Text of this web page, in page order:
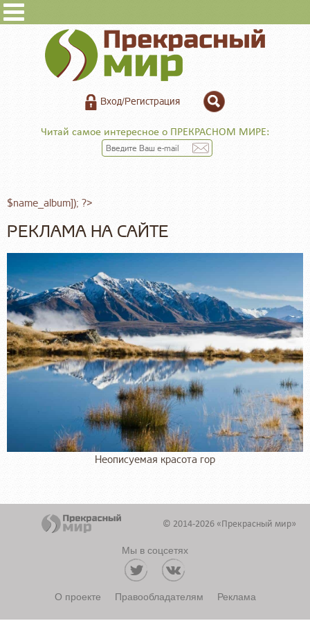
Вход/Регистрация
Читай самое интересное о ПРЕКРАСНОМ МИРЕ:
$name_album]); ?>
РЕКЛАМА НА САЙТЕ
Неописуемая красота гор
© 2014-2026 «Прекрасный мир»
Мы в соцсетях
О проекте Правообладателям Реклама